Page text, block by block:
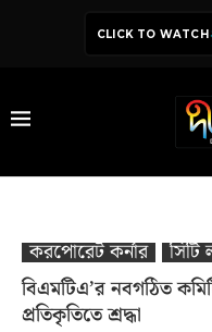
CLICK TO WATCH
করপোরেট কর্নার
সিটি
বিএমটিএ’র নবগঠিত
প্রতিকৃতিতে শ্রদ্ধা